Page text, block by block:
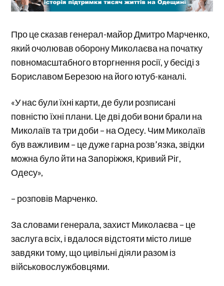
Про це сказав генерал-майор Дмитро Марченко,
який очолював оборону Миколаєва на початку
повномасштабного вторгнення росії, у бесіді з
Бориславом Березою на його ютуб-каналі.
«У нас були їхні карти, де були розписані
повністю їхні плани. Це дві доби вони брали на
Миколаїв та три доби – на Одесу. Чим Миколаїв
був важливим – це дуже гарна розв’язка, звідки
можна було йти на Запоріжжя, Кривий Ріг,
Одесу»,
– розповів Марченко.
За словами генерала, захист Миколаєва – це
заслуга всіх, і вдалося відстояти місто лише
завдяки тому, що цивільні діяли разом із
військовослужбовцями.